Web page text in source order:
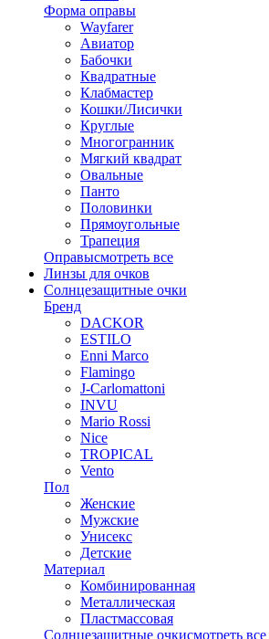
Форма оправы
Wayfarer
Авиатор
Бабочки
Квадратные
Клабмастер
Кошки/Лисички
Круглые
Многогранник
Мягкий квадрат
Овальные
Панто
Половинки
Прямоугольные
Трапеция
Оправысмотреть все
Линзы для очков
Солнцезащитные очки
Бренд
DACKOR
ESTILO
Enni Marco
Flamingo
J-Carlomattoni
INVU
Mario Rossi
Nice
TROPICAL
Vento
Пол
Женские
Мужские
Унисекс
Детские
Материал
Комбинированная
Металлическая
Пластмассовая
Солнцезащитные очкисмотреть все